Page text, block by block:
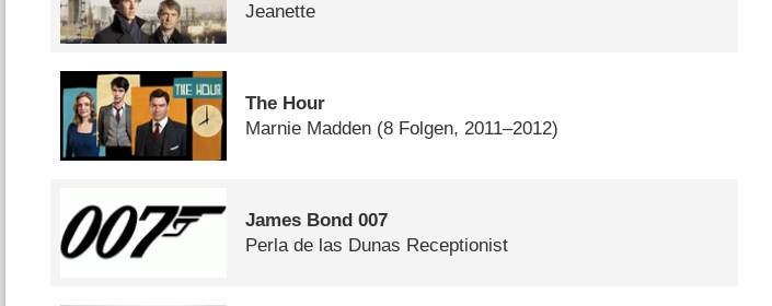
Jeanette
The Hour
Marnie Madden (8 Folgen, 2011–2012)
James Bond 007
Perla de las Dunas Receptionist